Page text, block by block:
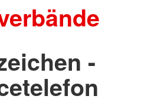
-